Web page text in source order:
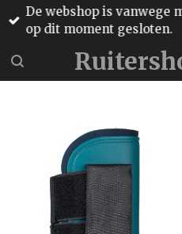
Ga
direct
de
hoofdinhoud
De webshop is vanwege
op dit moment gesloten.